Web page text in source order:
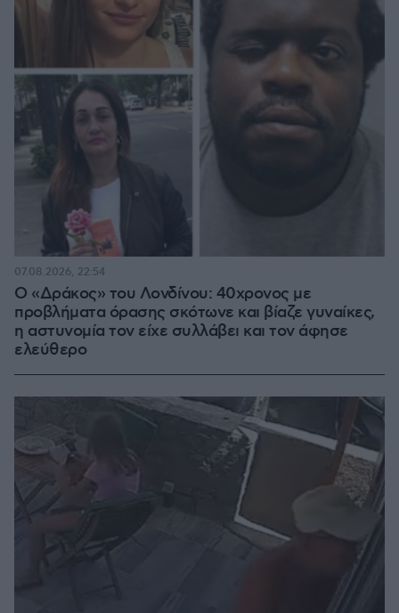
Ο «Δράκος» του Λονδίνου: 40χρονος με
προβλήματα όρασης σκότωνε και βίαζε γυναίκες,
η αστυνομία τον είχε συλλάβει και τον άφησε
ελεύθερο
07.08.2026, 22:54